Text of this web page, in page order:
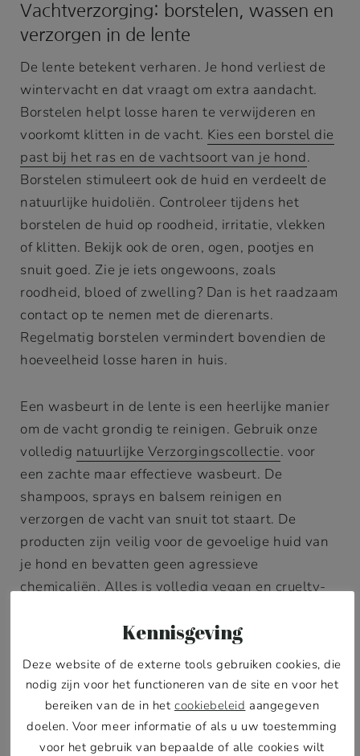
Vachtverzorging: borstelen, wassen en
verzorgen in de lente
De lente betekent verharen. Je hond verliest de
wintervacht en dat vraagt om extra aandacht.
Borstelen helpt losse haren te verwijderen en
voorkomt klitten in de vacht. Kies een borstel die
past bij het ras en de vachtsoort van je hond.
Borstelen stimuleert ook de huid en verdeelt de
natuurlijke huidoliën. Controleer tijdens het
borstelen de huid op roodheid, irritatie, vlekken
of klitten. Bekijk ook de oren, ogen, pootjes en
snuit goed. Zie je iets ongewoons, zoals
roodheid, bloed of zwelling? Dan is het raadzaam
contact op te nemen met de dierenarts.
Regelmatig borstelen vermindert bovendien de
hoeveelheid losse haren in huis.
Een wasbeurt in de lente is een heerlijke manier
om de vacht grondig te reinigen. Gebruik onze
volledig natuurlijke Verzorgingscollectie. voor
een zachte maar effectieve wasbeurt. De
shampoos, sprays en balsem reinigen en
verzorgen de vacht van snuit tot staart. De
producten zijn veilig voor de gevoelige huid van
je hond en bevatten geen agressieve
chemicaliën. Alles is volledig vegan en cruelty-
geef je je hond een echte lente-opfrisbeurt.
Kennisgeving
Deze website of de externe tools gebruiken cookies, die
nodig zijn voor het functioneren van de site en voor het
bereiken van de in het cookiebeleid aangegeven
doelen. Voor meer informatie of als u uw toestemming
voor het gebruik van bepaalde of alle cookies wilt